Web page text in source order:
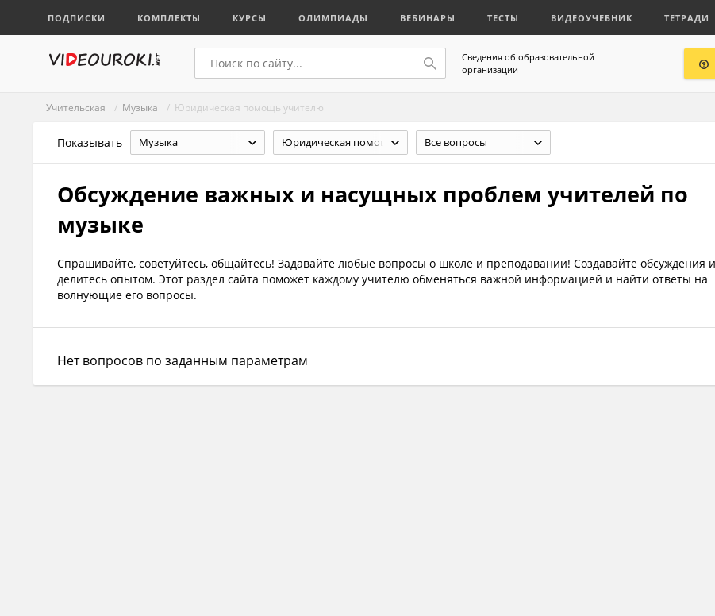
ПОДПИСКИ КОМПЛЕКТЫ КУРСЫ ОЛИМПИАДЫ ВЕБИНАРЫ ТЕСТЫ ВИДЕОУЧЕБНИК ТЕТРАДИ
Сведения об образовательной
организации
Учительская / Музыка / Юридическая помощь учителю
Показывать Музыка Юридическая помощь учителю Все вопросы
Обсуждение важных и насущных проблем учителей по
музыке
Спрашивайте, советуйтесь, общайтесь! Задавайте любые вопросы о школе и преподавании! Создавайте обсуждения
делитесь опытом. Этот раздел сайта поможет каждому учителю обменяться важной информацией и найти ответы на
волнующие его вопросы.
Нет вопросов по заданным параметрам